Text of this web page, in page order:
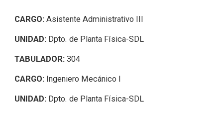
CARGO: Asistente Administrativo III
UNIDAD: Dpto. de Planta Física-SDL
TABULADOR: 304
CARGO: Ingeniero Mecánico I
UNIDAD: Dpto. de Planta Física-SDL